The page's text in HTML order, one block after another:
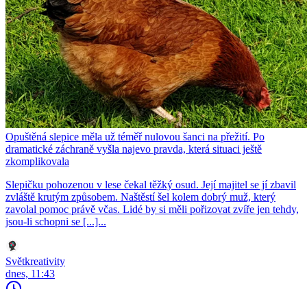
Opuštěná slepice měla už téměř nulovou šanci na přežití. Po
dramatické záchraně vyšla najevo pravda, která situaci ještě
zkomplikovala
Slepičku pohozenou v lese čekal těžký osud. Její majitel se jí zbavil
zvláště krutým způsobem. Naštěstí šel kolem dobrý muž, který
zavolal pomoc právě včas. Lidé by si měli pořizovat zvíře jen tehdy,
jsou-li schopni se [...]...
Světkreativity
dnes, 11:43